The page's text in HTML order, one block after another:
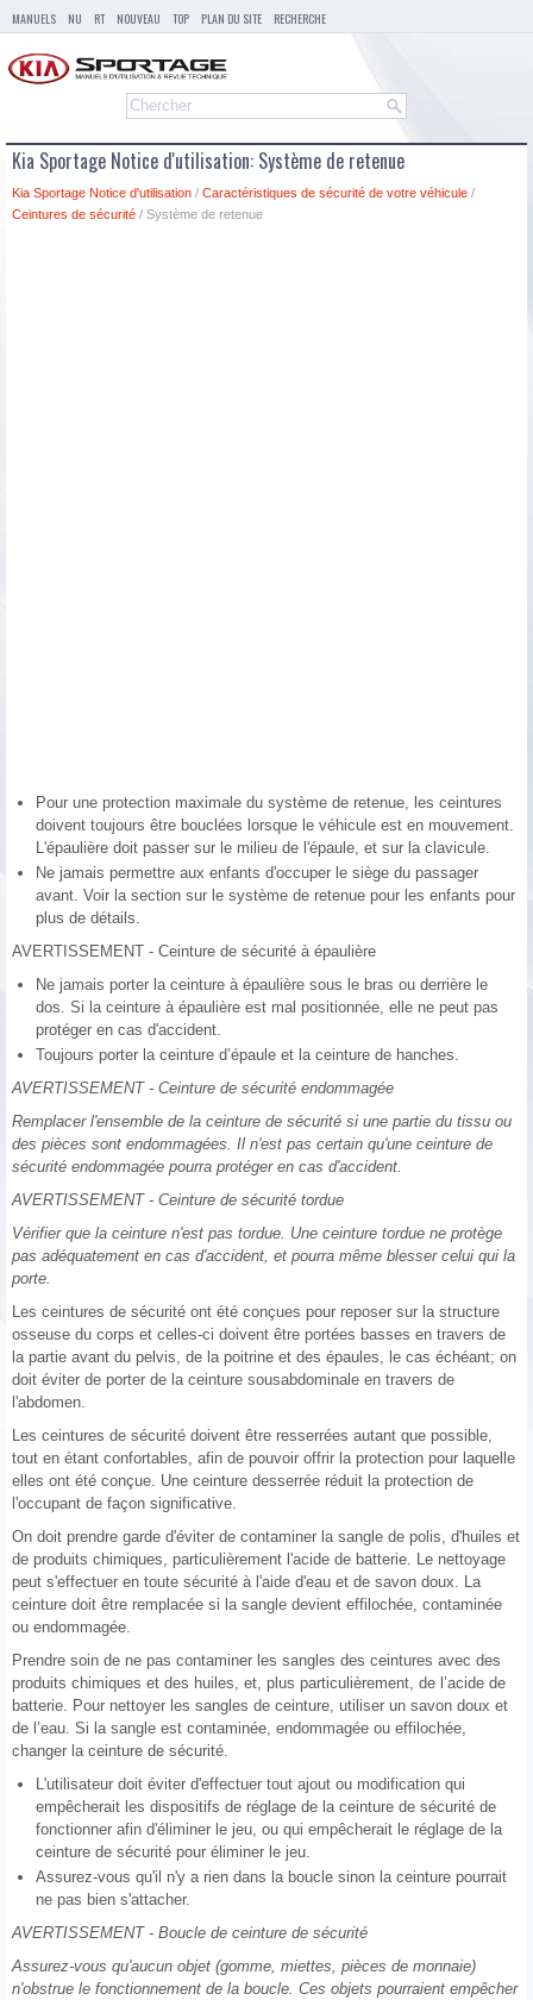
MANUELS NU RT NOUVEAU TOP PLAN DU SITE RECHERCHE
Kia Sportage Notice d'utilisation: Système de retenue
Kia Sportage Notice d'utilisation / Caractéristiques de sécurité de votre véhicule /
Ceintures de sécurité / Système de retenue
Pour une protection maximale du système de retenue, les ceintures
doivent toujours être bouclées lorsque le véhicule est en mouvement.
L'épaulière doit passer sur le milieu de l'épaule, et sur la clavicule.
Ne jamais permettre aux enfants d'occuper le siège du passager
avant. Voir la section sur le système de retenue pour les enfants pour
plus de détails.
AVERTISSEMENT - Ceinture de sécurité à épaulière
Ne jamais porter la ceinture à épaulière sous le bras ou derrière le
dos. Si la ceinture à épaulière est mal positionnée, elle ne peut pas
protéger en cas d'accident.
Toujours porter la ceinture d’épaule et la ceinture de hanches.
AVERTISSEMENT - Ceinture de sécurité endommagée
Remplacer l'ensemble de la ceinture de sécurité si une partie du tissu ou
des pièces sont endommagées. Il n'est pas certain qu'une ceinture de
sécurité endommagée pourra protéger en cas d'accident.
AVERTISSEMENT - Ceinture de sécurité tordue
Vérifier que la ceinture n'est pas tordue. Une ceinture tordue ne protège
pas adéquatement en cas d'accident, et pourra même blesser celui qui la
porte.
Les ceintures de sécurité ont été conçues pour reposer sur la structure
osseuse du corps et celles-ci doivent être portées basses en travers de
la partie avant du pelvis, de la poitrine et des épaules, le cas échéant; on
doit éviter de porter de la ceinture sousabdominale en travers de
l'abdomen.
Les ceintures de sécurité doivent être resserrées autant que possible,
tout en étant confortables, afin de pouvoir offrir la protection pour laquelle
elles ont été conçue. Une ceinture desserrée réduit la protection de
l'occupant de façon significative.
On doit prendre garde d'éviter de contaminer la sangle de polis, d'huiles et
de produits chimiques, particulièrement l'acide de batterie. Le nettoyage
peut s'effectuer en toute sécurité à l'aide d'eau et de savon doux. La
ceinture doit être remplacée si la sangle devient effilochée, contaminée
ou endommagée.
Prendre soin de ne pas contaminer les sangles des ceintures avec des
produits chimiques et des huiles, et, plus particulièrement, de l’acide de
batterie. Pour nettoyer les sangles de ceinture, utiliser un savon doux et
de l’eau. Si la sangle est contaminée, endommagée ou effilochée,
changer la ceinture de sécurité.
L'utilisateur doit éviter d'effectuer tout ajout ou modification qui
empêcherait les dispositifs de réglage de la ceinture de sécurité de
fonctionner afin d'éliminer le jeu, ou qui empêcherait le réglage de la
ceinture de sécurité pour éliminer le jeu.
Assurez-vous qu'il n'y a rien dans la boucle sinon la ceinture pourrait
ne pas bien s'attacher.
AVERTISSEMENT - Boucle de ceinture de sécurité
Assurez-vous qu'aucun objet (gomme, miettes, pièces de monnaie)
n'obstrue le fonctionnement de la boucle. Ces objets pourraient empêcher